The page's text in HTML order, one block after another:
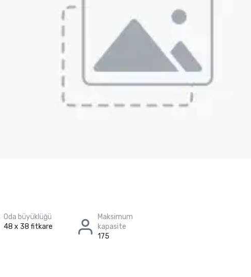
Oda büyüklüğü
48 x 38 fitkare
Maksimum
kapasite
175